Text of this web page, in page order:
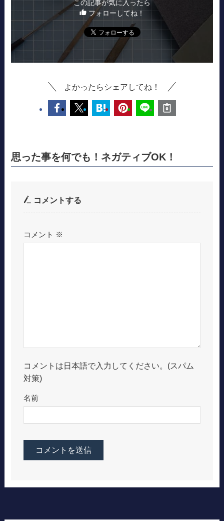
この記事が気に入ったら
フォローしてね！
よかったらシェアしてね！
思った事を何でも！ネガティブOK！
コメントする
コメント ※
コメントは日本語で入力してください。(スパム
対策)
名前